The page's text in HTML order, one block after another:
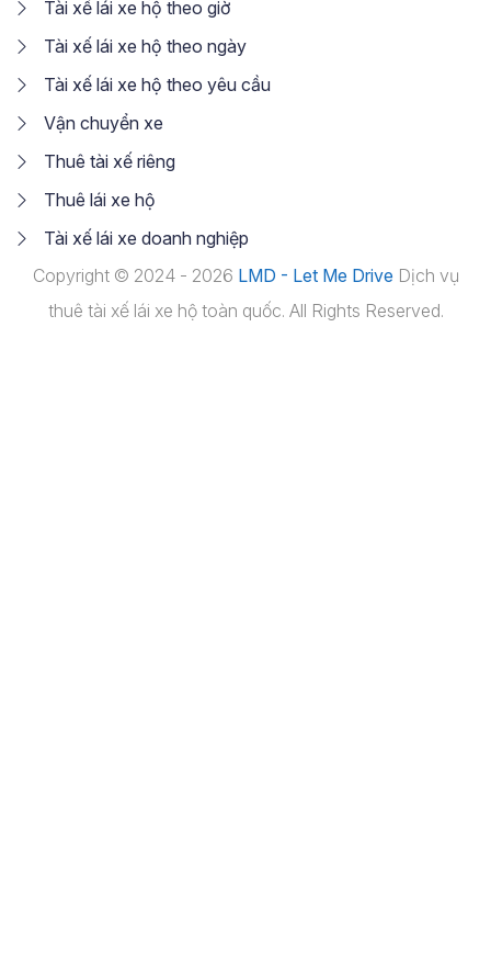
Tài xế lái xe hộ theo giờ
Tài xế lái xe hộ theo ngày
Tài xế lái xe hộ theo yêu cầu
Vận chuyển xe
Thuê tài xế riêng
Thuê lái xe hộ
Tài xế lái xe doanh nghiệp
Copyright © 2024 - 2026 LMD - Let Me Drive Dịch vụ
thuê tài xế lái xe hộ toàn quốc. All Rights Reserved.